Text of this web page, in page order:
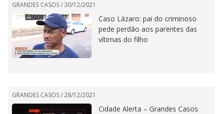
GRANDES CASOS /30/12/2021
Caso Lázaro: pai do criminoso
pede perdão aos parentes das
vítimas do filho
GRANDES CASOS /28/12/2021
Cidade Alerta – Grandes Casos